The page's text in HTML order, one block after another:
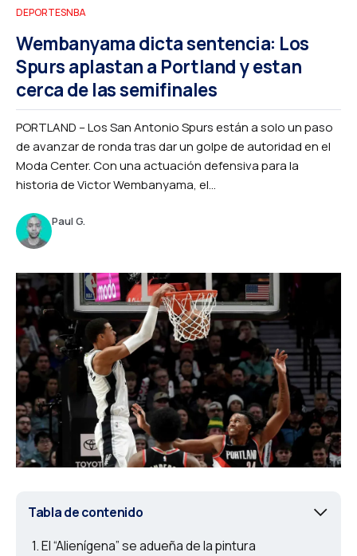
DEPORTESNBA
Wembanyama dicta sentencia: Los
Spurs aplastan a Portland y estan
cerca de las semifinales
PORTLAND – Los San Antonio Spurs están a solo un paso
de avanzar de ronda tras dar un golpe de autoridad en el
Moda Center. Con una actuación defensiva para la
historia de Victor Wembanyama, el...
Paul G.
Tabla de contenido
El “Alienígena” se adueña de la pintura